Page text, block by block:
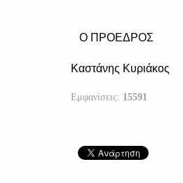
Ο
Καστάνης
Εμφανίσεις: 15591